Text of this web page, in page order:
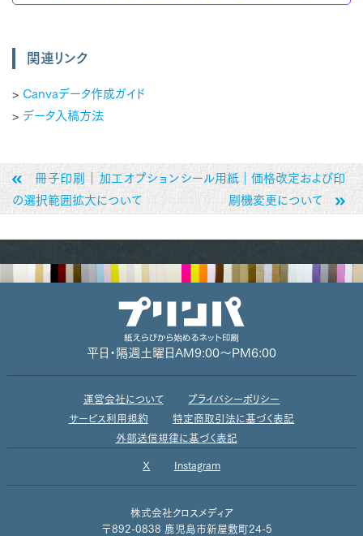
関連リンク
> Canvaデータ作成ガイド
> データ入稿方法
冊子印刷｜加工オプション
の選択範囲拡大について
シール用紙｜価格改定および印
刷機変更について
平日・隔週土曜日 AM9:00～PM6:00
運営会社について
プライバシーポリシー
サービス利用規約
特定商取引法に基づく表記
外部送信規律に基づく表記
X Instagram
株式会社クロスメディア
〒892-0838 鹿児島市新屋敷町24-5